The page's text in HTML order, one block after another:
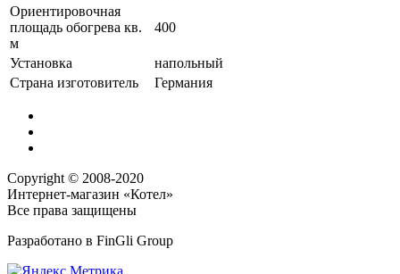
Ориентировочная
площадь обогрева кв.
м
400
Установка
напольный
Страна изготовитель
Германия
Copyright © 2008-2020
Интернет-магазин «Котел»
Все права защищены
Разработано в FinGli Group